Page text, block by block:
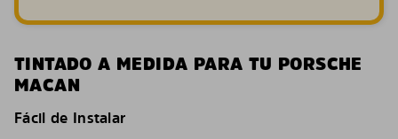
TINTADO A MEDIDA PARA TU PORSCHE
MACAN
Fácil de Instalar